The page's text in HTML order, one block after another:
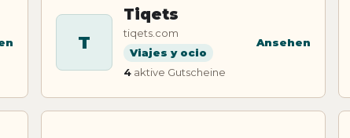
T
Tiqets
tiqets.com
Viajes y ocio
4aktive Gutscheine
Ansehen